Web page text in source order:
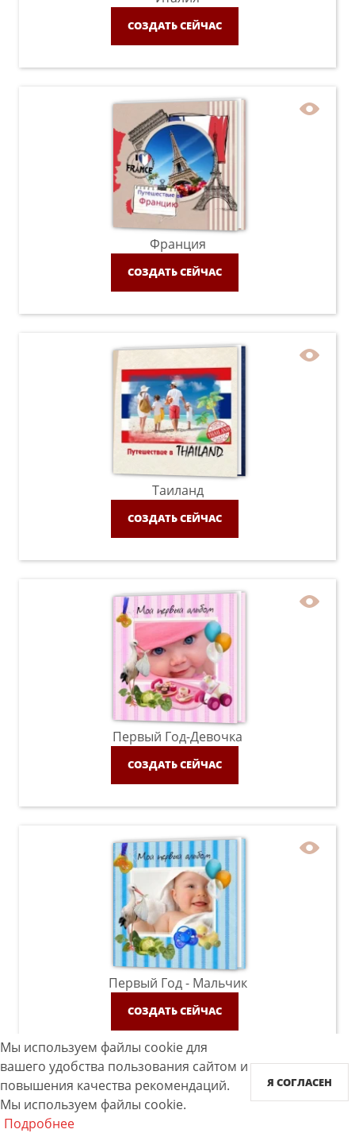
СОЗДАТЬ СЕЙЧАС
Франция
СОЗДАТЬ СЕЙЧАС
Таиланд
СОЗДАТЬ СЕЙЧАС
Первый Год-Девочка
СОЗДАТЬ СЕЙЧАС
Первый Год - Мальчик
СОЗДАТЬ СЕЙЧАС
Мы используем файлы cookie для
вашего удобства пользования сайтом и
повышения качества рекомендаций.
Мы используем файлы cookie.
Подробнее
Я СОГЛАСЕН